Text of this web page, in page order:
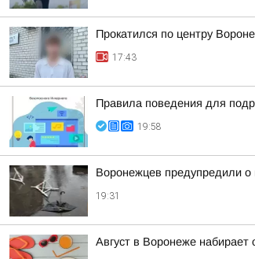
Прокатился по центру
17:43
Правила поведения для
19:58
Воронежцев предупредили о
19:31
Август в Воронеже набирает